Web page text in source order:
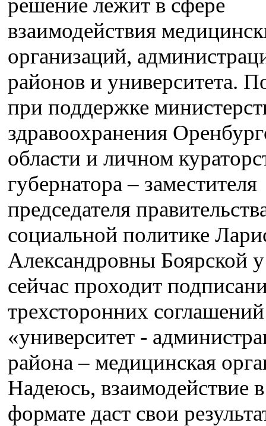
решение лежит в сфере
взаимодействия
организаций,
районов и университета.
при поддержке
здравоохранения
области и личном
губернатора – заместителя
председателя
социальной политике
Александровны Боярской
сейчас проходит
трехсторонних соглашений
«университет -
района – медицинская
Надеюсь, взаимодействие
формате даст свои